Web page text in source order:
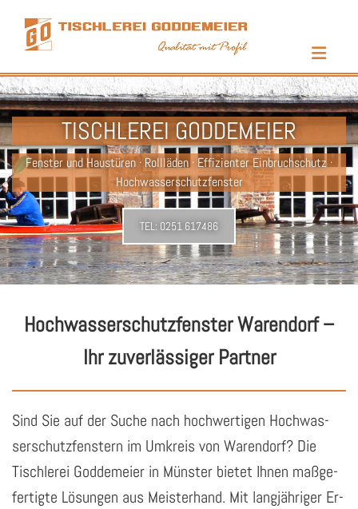
TISCHLEREI GODDEMEIER
Fenster und Haustüren · Rollläden · Effizienter Einbruchschutz ·
Hochwasserschutzfenster
TEL: 0251 617486
Hochwasserschutzfenster Warendorf –
Ihr zuverlässiger Partner
Sind Sie auf der Suche nach hoch­wer­ti­gen Hoch­was­
ser­schutz­fens­tern im Um­kreis von Wa­ren­dorf? Die
Tisch­le­rei God­de­mei­er in Müns­ter bie­tet Ihnen maß­ge­
fer­tig­te Lö­sun­gen aus Meis­ter­hand. Mit lang­jäh­ri­ger Er­